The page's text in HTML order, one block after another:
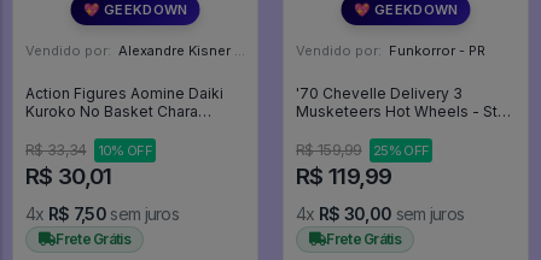
💖 GEEKDOWN
Vendido por: Alexandre Kisner - PR
Action Figures Aomine Daiki
Kuroko No Basket Chara
R$ 33,34
10% OFF
R$ 30,01
4x R$ 7,50 sem juros
Frete Grátis
💖 GEEKDOWN
Vendido por: Funkorror - PR
'70 Chevelle Delivery 3
Musketeers Hot Wheels - Star
R$ 159,99
25% OFF
R$ 119,99
4x R$ 30,00 sem juros
Frete Grátis